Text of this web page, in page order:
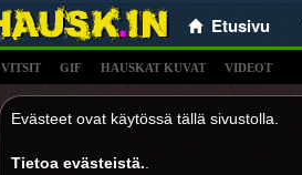
Etusivu
VITSIT GIF HAUSKAT KUVAT VIDEOT
Evästeet ovat käytössä tällä sivustolla.
Tietoa evästeistä.